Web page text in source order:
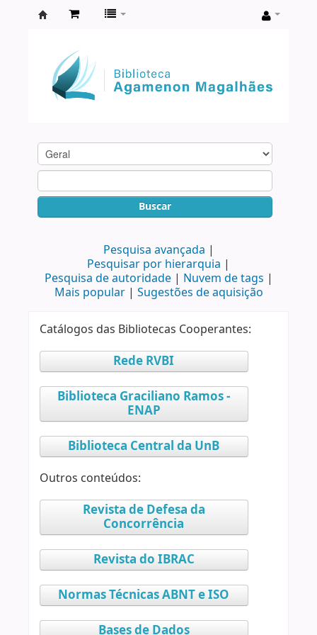
Agamenon
Magalhães
Buscar
Pesquisa avançada
Pesquisar por hierarquia
Pesquisa de autoridade
Nuvem de tags
Mais popular
Sugestões de aquisição
Catálogos das Bibliotecas Cooperantes:
Rede RVBI
Biblioteca Graciliano Ramos -
ENAP
Biblioteca Central da UnB
Outros conteúdos:
Revista de Defesa da
Concorrência
Revista do IBRAC
Normas Técnicas ABNT e ISO
Bases de Dados